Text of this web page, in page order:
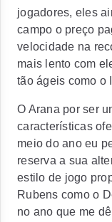
jogadores, eles
campo o preço
velocidade na
mais lento com
tão ágeis como o
O Arana por ser
características
meio do ano eu
reserva a sua
estilo de jogo
Rubens como o
no ano que me